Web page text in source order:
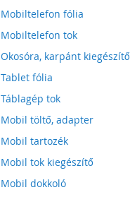
Mobiltelefon fólia
Mobiltelefon tok
Okosóra, karpánt kiegészítő
Tablet fólia
Táblagép tok
Mobil töltő, adapter
Mobil tartozék
Mobil tok kiegészítő
Mobil dokkoló